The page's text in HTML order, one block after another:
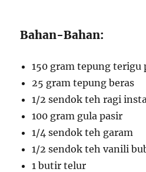
Bahan-Bahan:
150 gram tepung terigu
25 gram tepung beras
1/2 sendok teh ragi
100 gram gula pasir
1/4 sendok teh garam
1/2 sendok teh vanili
1 butir telur